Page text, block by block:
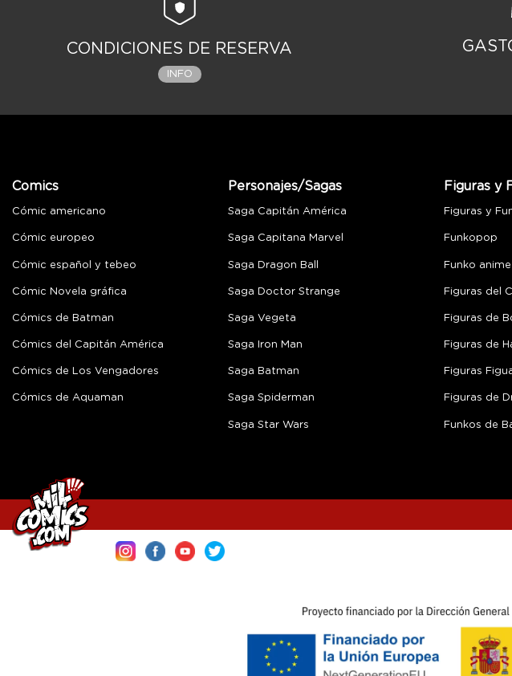
CONDICIONES DE RESERVA
INFO
Comics
Cómic americano
Cómic europeo
Cómic español y tebeo
Cómic Novela gráfica
Cómics de Batman
Cómics del Capitán América
Cómics de Los Vengadores
Cómics de Aquaman
Personajes/Sagas
Saga Capitán América
Saga Capitana Marvel
Saga Dragon Ball
Saga Doctor Strange
Saga Vegeta
Saga Iron Man
Saga Batman
Saga Spiderman
Saga Star Wars
Figuras y
Figuras y
Funkopop
Funko anime
Figuras del
Figuras de
Figuras de
Figuras
Figuras de
Funkos de